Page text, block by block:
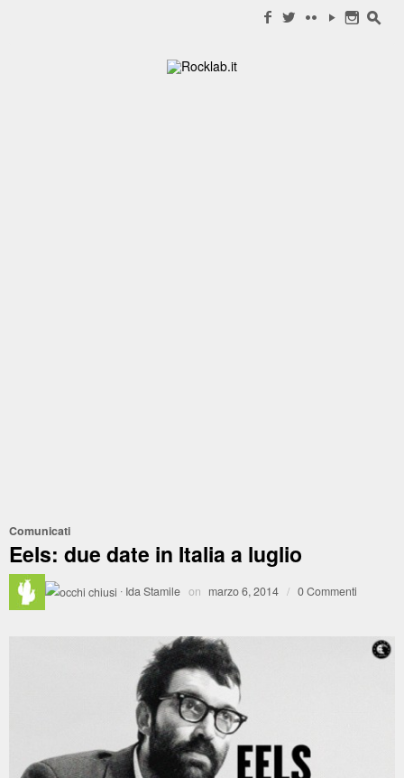
f w c y n s
Comunicati
Eels: due date in Italia a luglio
· Ida Stamile on marzo 6, 2014 / 0 Commenti